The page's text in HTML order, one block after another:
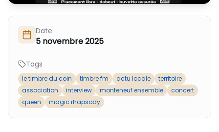
Exprime ton soutien
La newsletter
Date
5 novembre 2025
Tags
le timbre du coin timbre fm actu locale
territoire
association
interview monteneuf ensemble
concert
queen
magic rhapsody